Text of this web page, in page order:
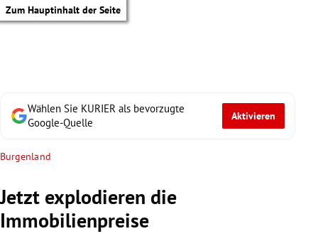
Zum Hauptinhalt der Seite
Wählen Sie KURIER als bevorzugte
Google-Quelle
Aktivieren
Burgenland
Jetzt explodieren die
Immobilienpreise